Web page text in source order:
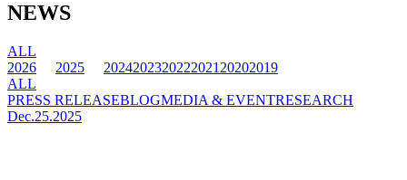
NEWS
ALL
2026
2025 2024202320222021 20202019
ALL
PRESS RELEASEBLOGMEDIA & EVENTRESEARCH
Dec.25.2025